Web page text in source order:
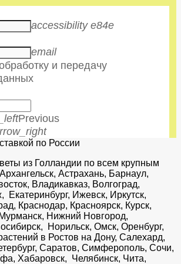
accessibility e84e
email
и передачу
Previous
по России
из Голландии по всем крупным
Астрахань, Барнаул,
Владикавказ, Волгоград,
Екатеринбург, Ижевск, Иркутск,
Краснодар, Красноярск, Курск,
Нижний Новгород,
Норильск, Омск, Оренбург,
в Ростов на Дону, Салехард,
Саратов, Симферополь, Сочи,
Хабаровск, Челябинск, Чита,